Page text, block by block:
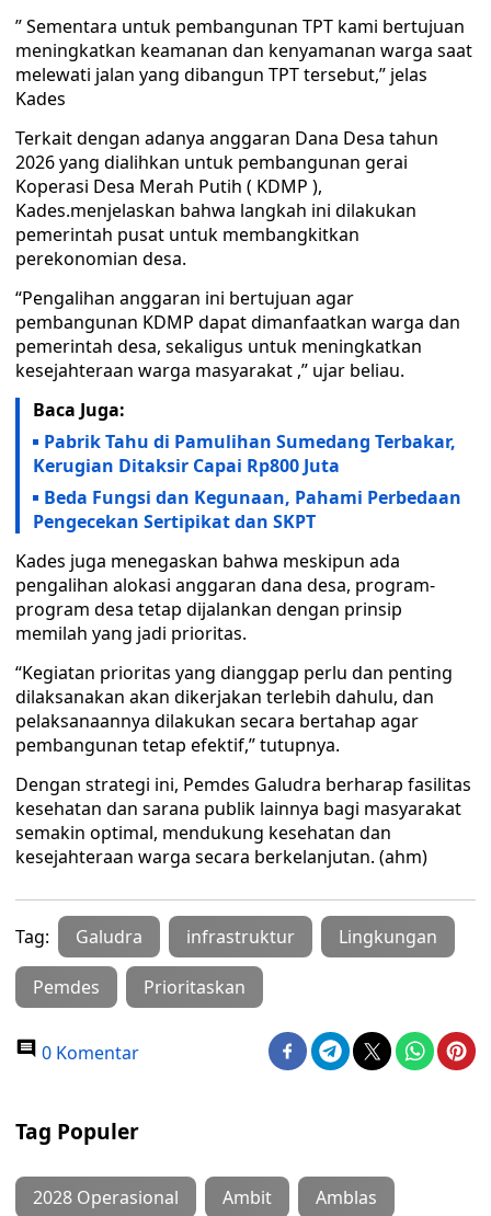
” Sementara untuk pembangunan TPT kami bertujuan
meningkatkan keamanan dan kenyamanan warga saat
melewati jalan yang dibangun TPT tersebut,” jelas
Kades
Terkait dengan adanya anggaran Dana Desa tahun
2026 yang dialihkan untuk pembangunan gerai
Koperasi Desa Merah Putih ( KDMP ),
Kades.menjelaskan bahwa langkah ini dilakukan
pemerintah pusat untuk membangkitkan
perekonomian desa.
“Pengalihan anggaran ini bertujuan agar
pembangunan KDMP dapat dimanfaatkan warga dan
pemerintah desa, sekaligus untuk meningkatkan
kesejahteraan warga masyarakat ,” ujar beliau.
Baca Juga:
Pabrik Tahu di Pamulihan Sumedang Terbakar,
Kerugian Ditaksir Capai Rp800 Juta
Beda Fungsi dan Kegunaan, Pahami Perbedaan
Pengecekan Sertipikat dan SKPT
Kades juga menegaskan bahwa meskipun ada
pengalihan alokasi anggaran dana desa, program-
program desa tetap dijalankan dengan prinsip
memilah yang jadi prioritas.
“Kegiatan prioritas yang dianggap perlu dan penting
dilaksanakan akan dikerjakan terlebih dahulu, dan
pelaksanaannya dilakukan secara bertahap agar
pembangunan tetap efektif,” tutupnya.
Dengan strategi ini, Pemdes Galudra berharap fasilitas
kesehatan dan sarana publik lainnya bagi masyarakat
semakin optimal, mendukung kesehatan dan
kesejahteraan warga secara berkelanjutan. (ahm)
Tag: Galudra infrastruktur Lingkungan
Pemdes Prioritaskan
0 Komentar
Tag Populer
2028 Operasional Ambit Amblas